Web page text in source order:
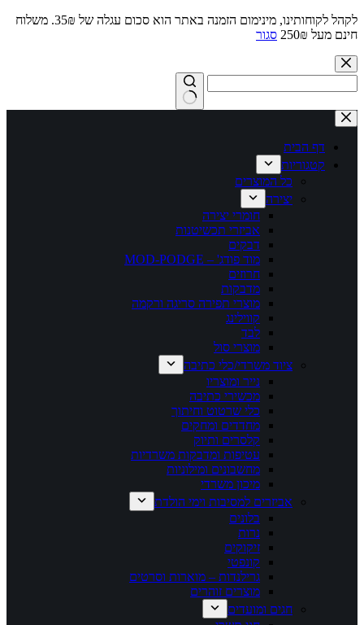
לקהל לקוחותינו, מינימום הזמנה באתר הוא סכום עגלה של 35₪. משלוח
חינם מעל 250₪
סגור
Skip
to
content
No
results
דף הבית
קטגוריות
כל המוצרים
יצירה
חומרי יצירה
אביזרי תכשיטנות
דבקים
מוד פודג' – MOD-PODGE
חרוזים
מדבקות
מוצרי תפירה סריגה ורקמה
קווילינג
לבד
מוצרי סול
ציוד משרדי/כלי כתיבה
נייר ומוצריו
מכשירי כתיבה
כלי שרטוט וחיתוך
מחדדים ומחקים
קלסרים ותיוק
עטיפות ומדבקות משרדיות
מחשבונים ומילוניות
מיכון משרדי
אביזרים למסיבות וימי הולדת
בלונים
נרות
זיקוקים
קונפטי
גרילנדות – מוארות וסרטים
מוצרים זוהרים
חגים ומועדים